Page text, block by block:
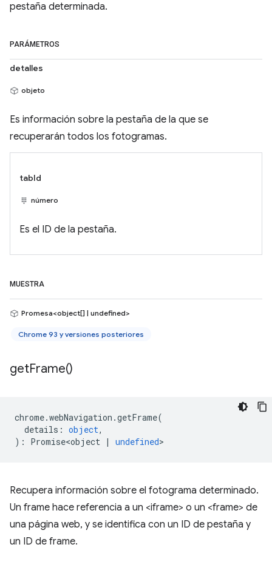
pestaña determinada.
PARÁMETROS
detalles
objeto
Es información sobre la pestaña de la que se
recuperarán todos los fotogramas.
tabId
número
Es el ID de la pestaña.
MUESTRA
Promesa<object[] | undefined>
Chrome 93 y versiones posteriores
getFrame()
chrome.webNavigation .getFrame(
details : object,
) : Promise<object | undefined>
Recupera información sobre el fotograma determinado.
Un frame hace referencia a un <iframe> o un <frame> de
una página web, y se identifica con un ID de pestaña y
un ID de frame.